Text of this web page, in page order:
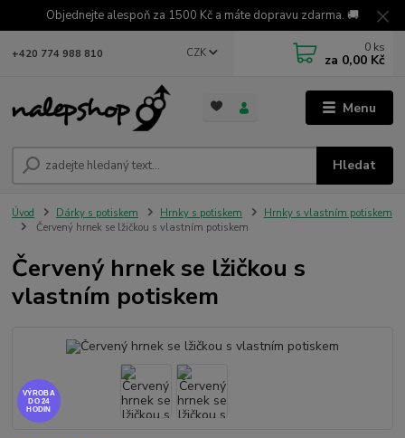
Objednejte alespoň za 1500 Kč a máte dopravu zdarma. 🚚
Menu
CZK
Hledat
+420 774 988 810 0 ks
za 0,00 Kč
Úvod Dárky s potiskem Hrnky s potiskem
Hrnky s vlastním potiskem
Červený hrnek se lžičkou s vlastním potiskem
Červený hrnek se lžičkou s
vlastním potiskem
VÝROBA
DO 24
HODIN